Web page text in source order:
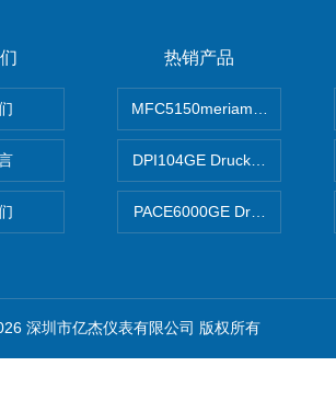
热销产品
MFC5150meriam智能手操器
DPI104GE Druck德鲁克
PACE6000GE Druck德鲁克
深圳市亿杰仪表有限公司 版权所有